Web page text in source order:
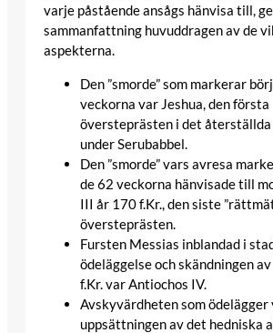
varje påstående ansågs hänvisa till,
sammanfattning huvuddragen av de
aspekterna.
Den ”smorde” som markerar
veckorna var Jeshua, den första
översteprästen i det
under Serubabbel.
Den ”smorde” vars avresa
de 62 veckorna hänvisade till
III år 170 f.Kr., den siste
översteprästen.
Fursten Messias inblandad i
ödeläggelse och skändningen
f.Kr. var Antiochos IV.
Avskyvärdheten som ödelägger
uppsättningen av det hedniska